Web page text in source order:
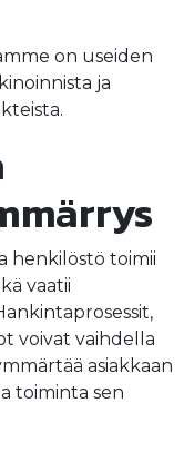
on useiden
ja
henkilöstö toimii
vaatii
voivat vaihdella
asiakkaan
toiminta sen